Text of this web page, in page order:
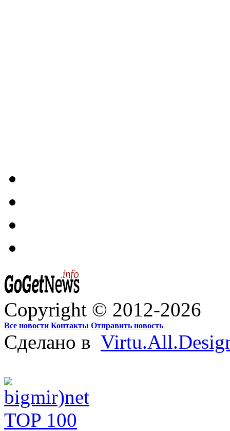
Copyright © 2012-2026
Все новости Контакты Отправить новость
Сделано в